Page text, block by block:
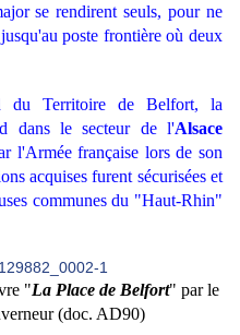
se rendirent seuls, pour ne
poste frontière où deux
du Territoire de Belfort, la
dans le secteur de l'Alsace
l'Armée française lors de son
acquises furent sécurisées et
communes du "Haut-Rhin"
"La Place de Belfort" par le
(doc. AD90)